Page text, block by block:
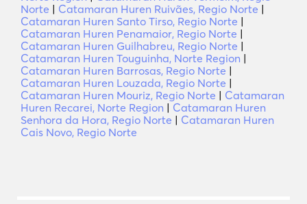
Norte | Catamaran Huren Ruivães, Regio Norte |
Catamaran Huren Santo Tirso, Regio Norte |
Catamaran Huren Penamaior, Regio Norte |
Catamaran Huren Guilhabreu, Regio Norte |
Catamaran Huren Touguinha, Norte Region |
Catamaran Huren Barrosas, Regio Norte |
Catamaran Huren Louzada, Regio Norte |
Catamaran Huren Mouriz, Regio Norte | Catamaran
Huren Recarei, Norte Region | Catamaran Huren
Senhora da Hora, Regio Norte | Catamaran Huren
Cais Novo, Regio Norte